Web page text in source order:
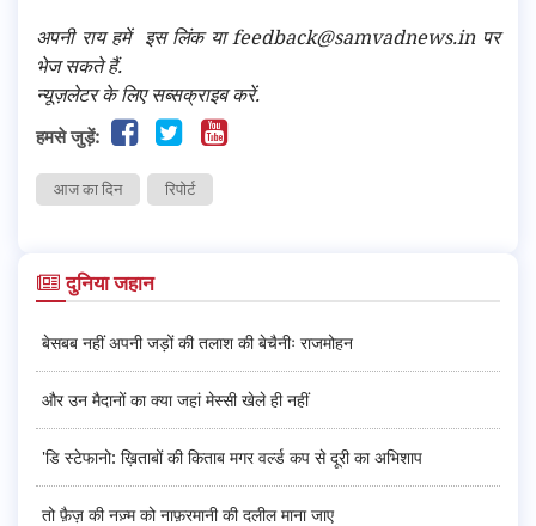
अपनी राय हमें इस लिंक या feedback@samvadnews.in पर
भेज सकते हैं.
न्यूज़लेटर के लिए सब्सक्राइब करें.
हमसे जुड़ें:
आज का दिन रिपोर्ट
दुनिया जहान
बेसबब नहीं अपनी जड़ों की तलाश की बेचैनीः राजमोहन
और उन मैदानों का क्या जहां मेस्सी खेले ही नहीं
'डि स्टेफानो: ख़िताबों की किताब मगर वर्ल्ड कप से दूरी का अभिशाप
तो फ़ैज़ की नज़्म को नाफ़रमानी की दलील माना जाए